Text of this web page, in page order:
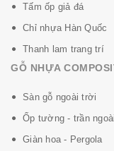
Tấm ốp giả đá
Chỉ nhựa Hàn Quốc
Thanh lam trang trí
GỖ NHỰA
Sàn gỗ ngoài trời
Ốp tường - trần
Giàn hoa - Pergola